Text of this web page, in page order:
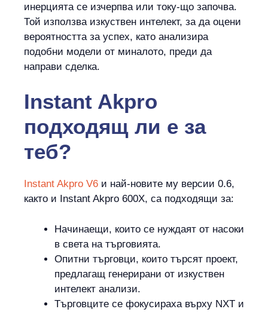
инерцията се изчерпва или току-що започва.
Той използва изкуствен интелект, за да оцени
вероятността за успех, като анализира
подобни модели от миналото, преди да
направи сделка.
Instant Akpro
подходящ ли е за
теб?
Instant Akpro V6 и най-новите му версии 0.6,
както и Instant Akpro 600X, са подходящи за:
Начинаещи, които се нуждаят от насоки
в света на търговията.
Опитни търговци, които търсят проект,
предлагащ генерирани от изкуствен
интелект анализи.
Търговците се фокусираха върху NXT и